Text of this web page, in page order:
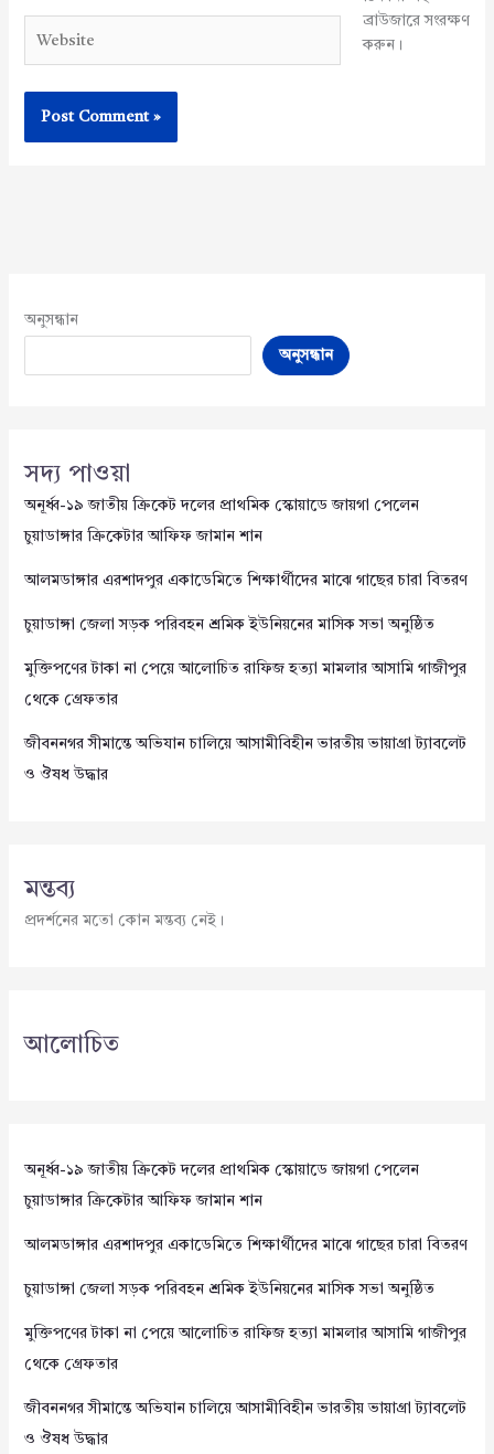
ব্রাউজারে সংরক্ষণ
করুন।
অনুসন্ধান
অনুসন্ধান
সদ্য পাওয়া
অনূর্ধ্ব-১৯ জাতীয় ক্রিকেট দলের প্রাথমিক স্কোয়াডে জায়গা পেলেন
চুয়াডাঙ্গার ক্রিকেটার আফিফ জামান শান
আলমডাঙ্গার এরশাদপুর একাডেমিতে শিক্ষার্থীদের মাঝে গাছের চারা বিতরণ
চুয়াডাঙ্গা জেলা সড়ক পরিবহন শ্রমিক ইউনিয়নের মাসিক সভা অনুষ্ঠিত
মুক্তিপণের টাকা না পেয়ে আলোচিত রাফিজ হত্যা মামলার আসামি গাজীপুর
থেকে গ্রেফতার
জীবননগর সীমান্তে অভিযান চালিয়ে আসামীবিহীন ভারতীয় ভায়াগ্রা ট্যাবলেট
ও ঔষধ উদ্ধার
মন্তব্য
প্রদর্শনের মতো কোন মন্তব্য নেই।
আলোচিত
অনূর্ধ্ব-১৯ জাতীয় ক্রিকেট দলের প্রাথমিক স্কোয়াডে জায়গা পেলেন
চুয়াডাঙ্গার ক্রিকেটার আফিফ জামান শান
আলমডাঙ্গার এরশাদপুর একাডেমিতে শিক্ষার্থীদের মাঝে গাছের চারা বিতরণ
চুয়াডাঙ্গা জেলা সড়ক পরিবহন শ্রমিক ইউনিয়নের মাসিক সভা অনুষ্ঠিত
মুক্তিপণের টাকা না পেয়ে আলোচিত রাফিজ হত্যা মামলার আসামি গাজীপুর
থেকে গ্রেফতার
জীবননগর সীমান্তে অভিযান চালিয়ে আসামীবিহীন ভারতীয় ভায়াগ্রা ট্যাবলেট
ও ঔষধ উদ্ধার